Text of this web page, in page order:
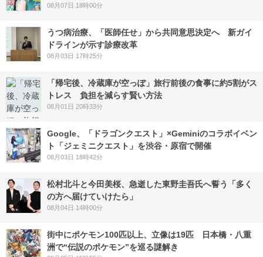
08月07日 18時00分
うつ病治療、「医師任せ」から共同意思決定へ 新ガイ
ドラインが示す診療改革
08月03日 17時25分
「帰宅後、冷蔵庫が空っぽ」旅行前後の食事に約5割がス
トレス 負担を減らす賢い方法
08月01日 20時33分
Google、「ドラゴンクエスト」×Geminiのコラボイベン
ト「ジェミニクエスト」を渋谷・原宿で開催
08月03日 18時42分
松村北斗と今田美桜、急逝した東野圭吾氏へ誓う「多く
の方へ届けていけたら」
08月04日 14時00分
街中にポケモン100匹以上、立像は19匹 日本橋・八重
洲で“伝説のポケモン”を巡る謎解き